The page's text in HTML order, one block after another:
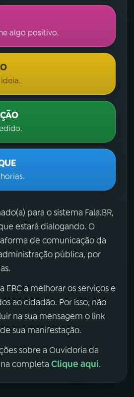
algo positivo.
para o sistema Fala.BR,
estará dialogando. O
de comunicação da
pública, por
EBC a melhorar os serviços e
ao cidadão. Por isso, não
na sua mensagem o link
sua manifestação.
sobre a Ouvidoria da
completa Clique aqui.